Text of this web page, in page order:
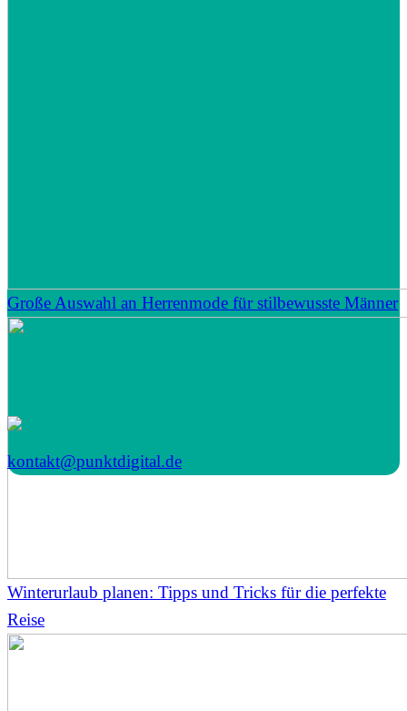
Große Auswahl an Herrenmode für stilbewusste Männer
Winterurlaub planen: Tipps und Tricks für die perfekte
Reise
kontakt@punktdigital.de